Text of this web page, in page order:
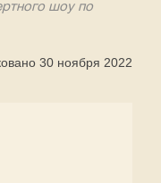
шоу по
30 ноября 2022